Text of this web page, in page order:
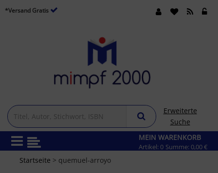
*Versand Gratis
Erweiterte
Suche
MEIN WARENKORB
Artikel: 0 Summe: 0,00 €
Startseite > quemuel-arroyo